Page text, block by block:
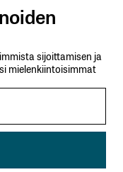
sijoittamisen ja
mielenkiintoisimmat